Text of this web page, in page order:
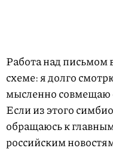
Работа над письмом
схеме: я долго
мысленно совмещаю
Если из этого
обращаюсь к
российским